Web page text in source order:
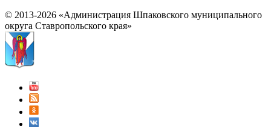
© 2013-2026 «Администрация Шпаковского муниципального
округа Ставропольского края»